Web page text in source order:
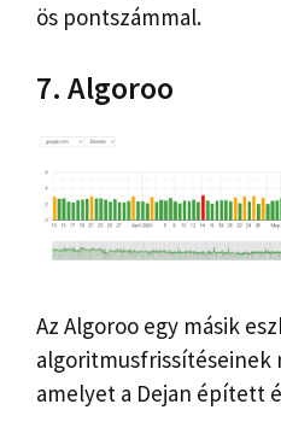
ös pontszámmal.
7. Algoroo
Az Algoroo egy másik
algoritmusfrissítéseinek
amelyet a Dejan épített